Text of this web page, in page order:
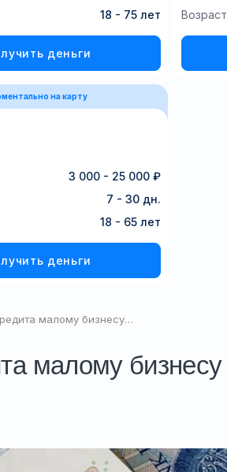
18 - 75 лет
деньги
Возраст
на карту
3 000 - 25 000 ₽
7 - 30 дн.
18 - 65 лет
деньги
малому бизнесу…
малому бизнесу